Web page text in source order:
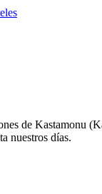
de Kastamonu
nuestros días.